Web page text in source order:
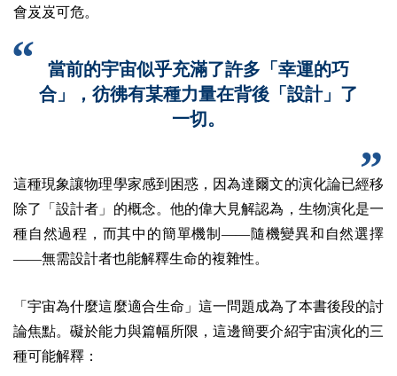
會岌岌可危。
當前的宇宙似乎充滿了許多「幸運的巧
合」，彷彿有某種力量在背後「設計」了
一切。
這種現象讓物理學家感到困惑，因為達爾文的演化論已經移
除了「設計者」的概念。他的偉大見解認為，生物演化是一
種自然過程，而其中的簡單機制——隨機變異和自然選擇
——無需設計者也能解釋生命的複雜性。
「宇宙為什麼這麼適合生命」這一問題成為了本書後段的討
論焦點。礙於能力與篇幅所限，這邊簡要介紹宇宙演化的三
種可能解釋：